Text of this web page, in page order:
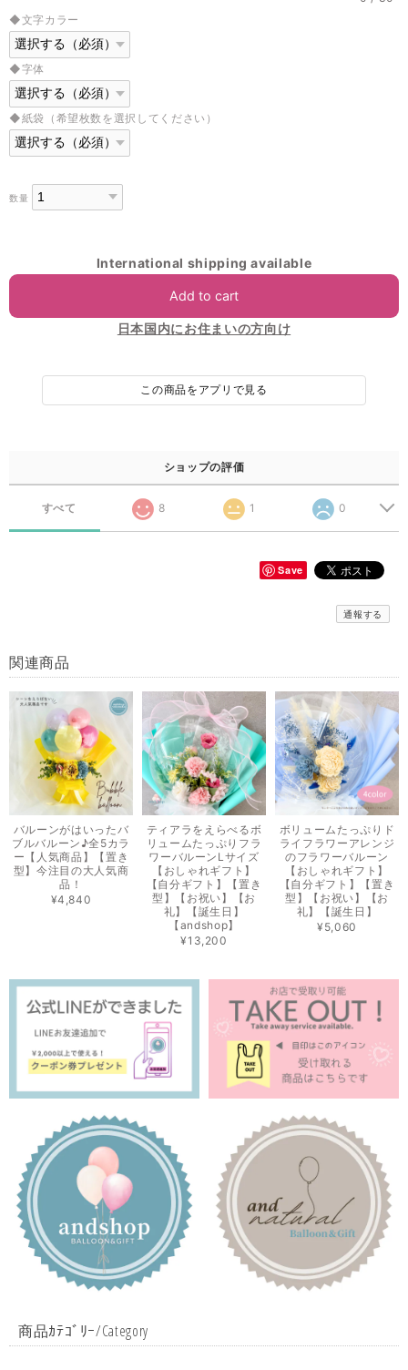
◆文字カラー
◆字体
◆紙袋（希望枚数を選択してください）
数量
International shipping available
Add to cart
日本国内にお住まいの方向け
この商品をアプリで見る
ショップの評価
すべて 8 1 0
Save
通報する
関連商品
バルーンがはいったバ
ブルバルーン♪全5カラ
ー【人気商品】【置き
型】今注目の大人気商
品！
¥4,840
ティアラをえらべるボ
リュームたっぷりフラ
ワーバルーンLサイズ
【おしゃれギフト】
【自分ギフト】【置き
型】【お祝い】【お
礼】【誕生日】
【andshop】
¥13,200
ボリュームたっぷりド
ライフラワーアレンジ
のフラワーバルーン
【おしゃれギフト】
【自分ギフト】【置き
型】【お祝い】【お
礼】【誕生日】
¥5,060
商品ｶﾃｺﾞﾘｰ/Category